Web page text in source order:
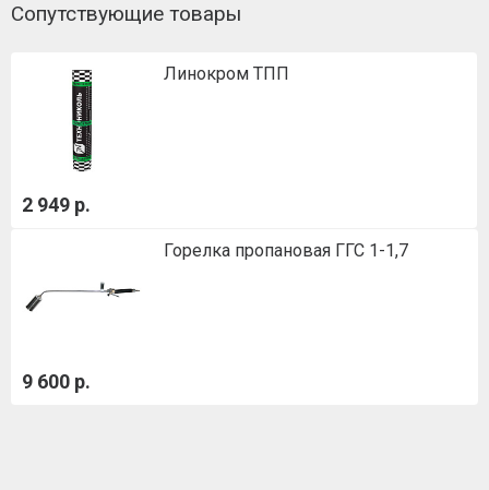
Сопутствующие товары
Линокром ТПП
2 949 р.
Горелка пропановая ГГС 1-1,7
9 600 р.